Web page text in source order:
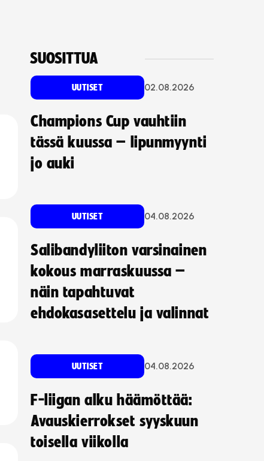
SUOSITTUA
UUTISET 02.08.2026
Champions Cup vauhtiin
tässä kuussa – lipunmyynti
jo auki
UUTISET 04.08.2026
Salibandyliiton varsinainen
kokous marraskuussa –
näin tapahtuvat
ehdokasasettelu ja valinnat
UUTISET 04.08.2026
F-liigan alku häämöttää:
Avauskierrokset syyskuun
toisella viikolla